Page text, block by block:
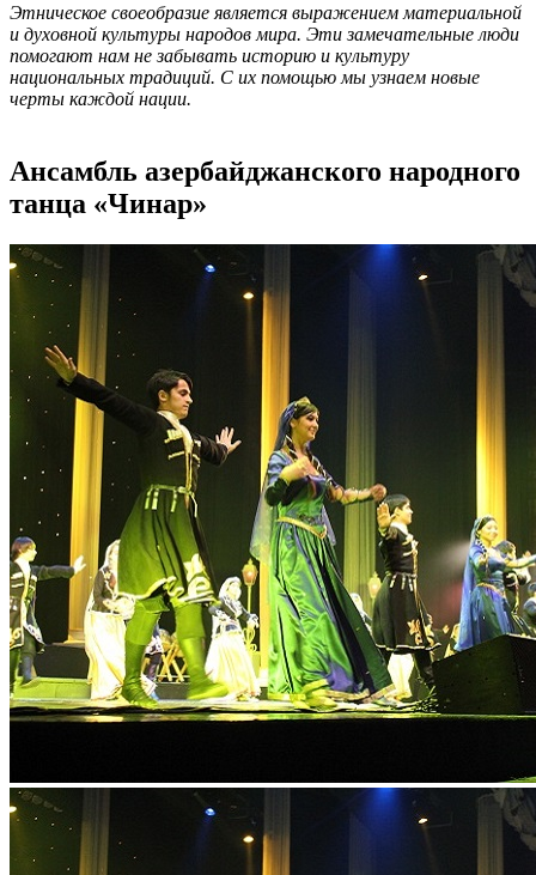
Этническое своеобразие является выражением материальной
и духовной культуры народов мира. Эти замечательные люди
помогают нам не забывать историю и культуру
национальных традиций. С их помощью мы узнаем новые
черты каждой нации.
Ансамбль азербайджанского народного
танца «Чинар»